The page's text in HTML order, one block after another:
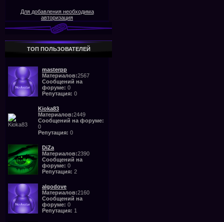
Для добавления необходима
авторизация
ТОП ПОЛЬЗОВАТЕЛЕЙ
masterpp
Материалов:2567
Сообщений на
форуме: 0
Репутация: 0
Kioka83
Материалов:2449
Сообщений на форуме:
0
Репутация: 0
DiZa
Материалов:2390
Сообщений на
форуме: 0
Репутация: 2
algodove
Материалов:2160
Сообщений на
форуме: 0
Репутация: 1